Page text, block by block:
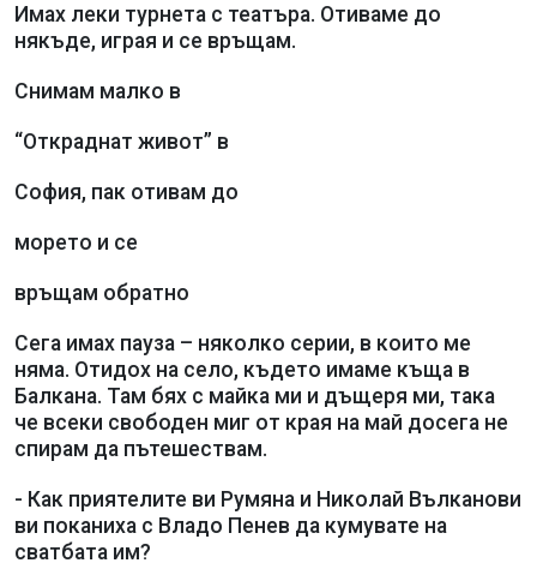
Имах леки турнета с театъра. Отиваме до
някъде, играя и се връщам.
Снимам малко в
“Откраднат живот” в
София, пак отивам до
морето и се
връщам обратно
Сега имах пауза – няколко серии, в които ме
няма. Отидох на село, където имаме къща в
Балкана. Там бях с майка ми и дъщеря ми, така
че всеки свободен миг от края на май досега не
спирам да пътешествам.
- Как приятелите ви Румяна и Николай Вълканови
ви поканиха с Владо Пенев да кумувате на
сватбата им?